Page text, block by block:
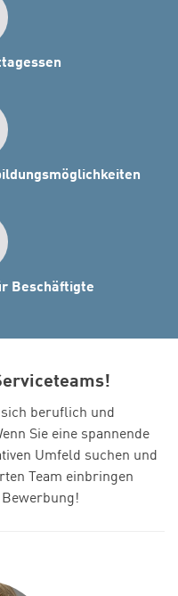
Beschäftigte
beruflich und
Sie eine spannende
Umfeld suchen und
Team einbringen